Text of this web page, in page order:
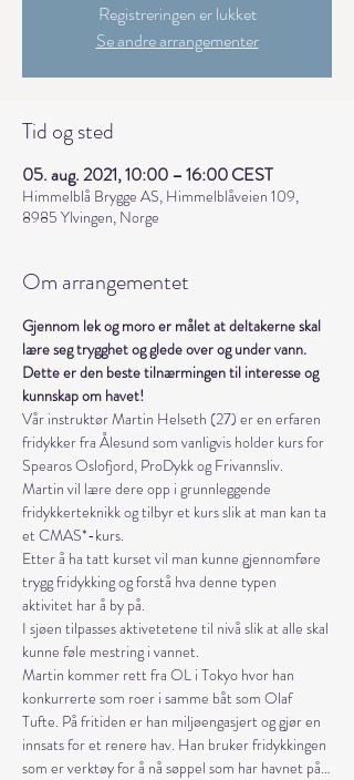
Registreringen er lukket
Se andre arrangementer
Tid og sted
05. aug. 2021, 10:00 – 16:00 CEST
Himmelblå Brygge AS, Himmelblåveien 109,
8985 Ylvingen, Norge
Om arrangementet
Gjennom lek og moro er målet at deltakerne skal
lære seg trygghet og glede over og under vann.
Dette er den beste tilnærmingen til interesse og
kunnskap om havet!
Vår instruktør Martin Helseth (27) er en erfaren
fridykker fra Ålesund som vanligvis holder kurs for
Spearos Oslofjord, ProDykk og Frivannsliv.
Martin vil lære dere opp i grunnleggende
fridykkerteknikk og tilbyr et kurs slik at man kan ta
et CMAS*-kurs.
Etter å ha tatt kurset vil man kunne gjennomføre
trygg fridykking og forstå hva denne typen
aktivitet har å by på.
I sjøen tilpasses aktivetetene til nivå slik at alle skal
kunne føle mestring i vannet.
Martin kommer rett fra OL i Tokyo hvor han
konkurrerte som roer i samme båt som Olaf
Tufte. På fritiden er han miljøengasjert og gjør en
innsats for et renere hav. Han bruker fridykkingen
som er verktøy for å nå søppel som har havnet på…